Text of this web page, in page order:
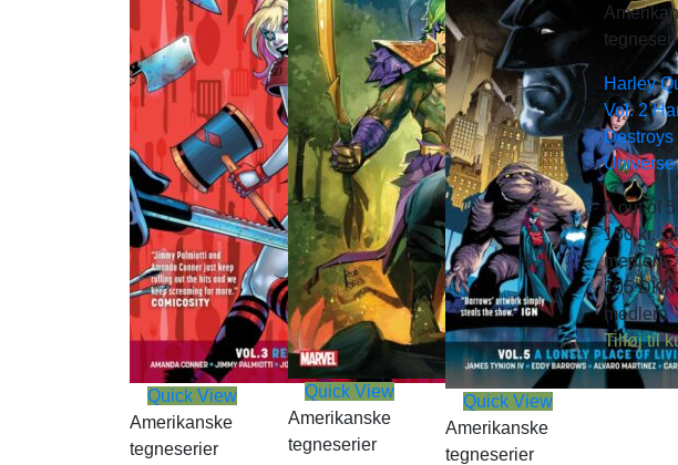
Quick View
Amerikanske
tegneserier
Quick View
Amerikanske
tegneserier
Quick View
Amerikanske
tegneserier
Harley
Vol. 2
Destroys
Universe
0out of 5
150kr.
medlem
105DKK
medlem
Tilføj til